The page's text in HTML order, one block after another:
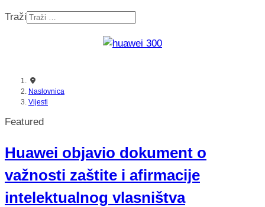
Isprobali smo: Thermostar
Traži
Naslovnica
Vijesti
Featured
Huawei objavio dokument o
važnosti zaštite i afirmacije
intelektualnog vlasništva